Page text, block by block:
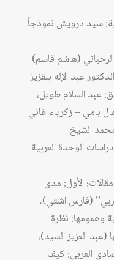
سيد درويش نموذجاً
عبد الإله بلقزيز
عبد السلام طويل،
بامي – زكرياء غاني
الشيخ
الوحدة العربية
الأول: مدى
(فارس اشتي)،
وهمومها: نظرة
(عبد العزيز السيد)،
العربي: كيف